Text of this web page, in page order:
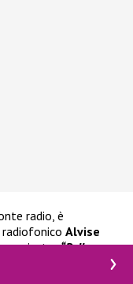
radio, è
Alvise
precisato:“Pelle
più di 3.700
canzone è stata